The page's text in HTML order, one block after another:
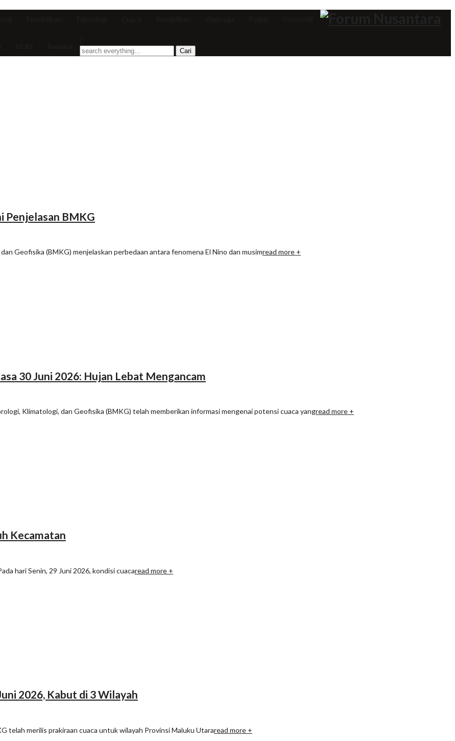
Penjelasan BMKG
Geofisika (BMKG) menjelaskan perbedaan antara fenomena El Nino dan musimread more +
30 Juni 2026: Hujan Lebat Mengancam
Klimatologi, dan Geofisika (BMKG) telah memberikan informasi mengenai potensi cuaca yangread more +
Kecamatan
hari Senin, 29 Juni 2026, kondisi cuacaread more +
2026, Kabut di 3 Wilayah
telah merilis prakiraan cuaca untuk wilayah Provinsi Maluku Utararead more +